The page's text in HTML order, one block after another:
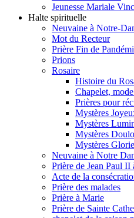
Jeunesse Mariale
Halte spirituelle
Neuvaine à Notre-
Mot du Recteur
Prière Fin de
Prions
Rosaire
Histoire du
Chapelet,
Prières pour
Mystères
Mystères
Mystères
Mystères
Neuvaine à Notre
Prière de Jean Paul II
Acte de la
Prière des malades
Prière à Marie
Prière de Sainte